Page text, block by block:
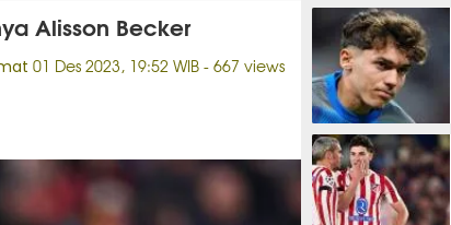
Alisson Becker
01 Des 2023, 19:52 WIB- 667 views
5 menit 5 detik lalu